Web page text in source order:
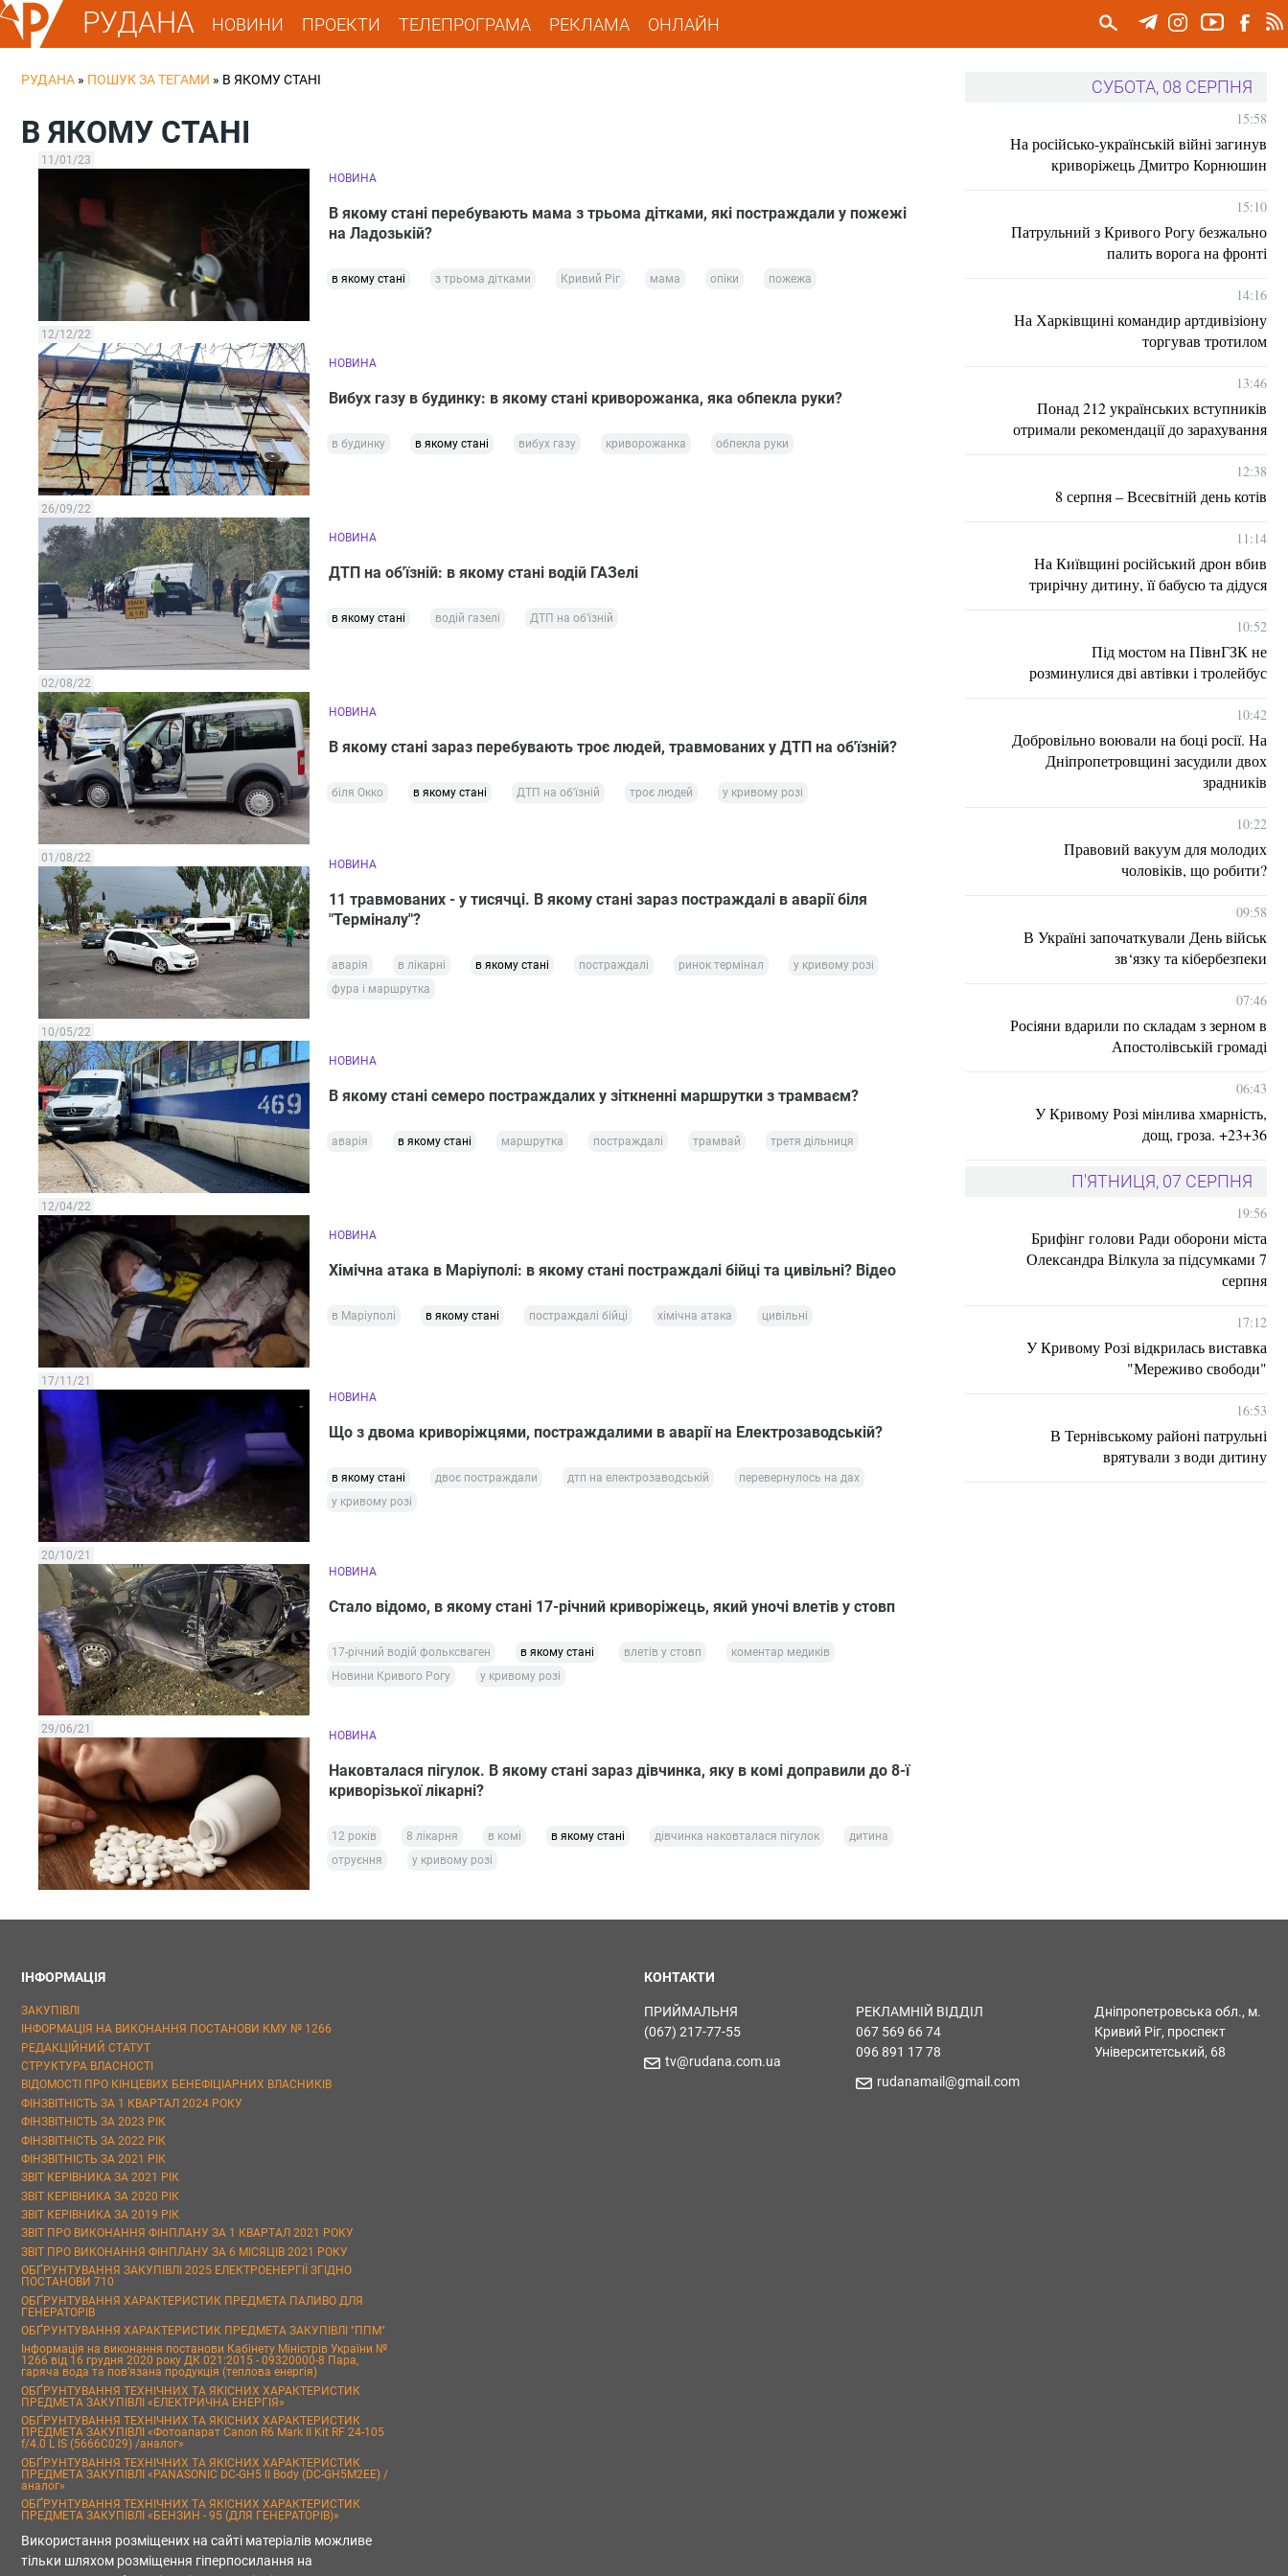
РУДАНА НОВИНИ ПРОЕКТИ ТЕЛЕПРОГРАМА РЕКЛАМА ОНЛАЙН
РУДАНА » ПОШУК ЗА ТЕГАМИ » В ЯКОМУ СТАНІ
В ЯКОМУ СТАНІ
11/01/23
НОВИНА
В якому стані перебувають мама з трьома дітками, які постраждали у пожежі
на Ладозькій?
в якому стані з трьома дітками Кривий Ріг мама опіки пожежа
12/12/22
НОВИНА
Вибух газу в будинку: в якому стані криворожанка, яка обпекла руки?
в будинку в якому стані вибух газу криворожанка обпекла руки
26/09/22
НОВИНА
ДТП на об'їзній: в якому стані водій ГАЗелі
в якому стані водій газелі ДТП на об'їзній
02/08/22
НОВИНА
В якому стані зараз перебувають троє людей, травмованих у ДТП на об'їзній?
біля Окко в якому стані ДТП на об'їзній троє людей у кривому розі
01/08/22 НОВИНА
11 травмованих - у тисячці. В якому стані зараз постраждалі в аварії біля
"Терміналу"?
аварія в лікарні в якому стані постраждалі ринок термінал
у кривому розі
фура і маршрутка
10/05/22
НОВИНА
В якому стані семеро постраждалих у зіткненні маршрутки з трамваєм?
аварія в якому стані маршрутка постраждалі трамвай третя дільниця
12/04/22
НОВИНА
Хімічна атака в Маріуполі: в якому стані постраждалі бійці та цивільні? Відео
в Маріуполі в якому стані постраждалі бійці хімічна атака цивільні
17/11/21
НОВИНА
Що з двома криворіжцями, постраждалими в аварії на Електрозаводській?
в якому стані двоє постраждали дтп на електрозаводській
перевернулось на дах
у кривому розі
20/10/21
НОВИНА
Стало відомо, в якому стані 17-річний криворіжець, який уночі влетів у стовп
17-річний водій фольксваген в якому стані влетів у стовп
коментар медиків
Новини Кривого Рогу
у кривому розі
29/06/21 НОВИНА
Наковталася пігулок. В якому стані зараз дівчинка, яку в комі доправили до 8-ї
криворізької лікарні?
12 років 8 лікарня в комі в якому стані дівчинка наковталася пігулок
дитина
отруєння
у кривому розі
СУБОТА, 08 СЕРПНЯ
15:58
На російсько-українській війні загинув
криворіжець Дмитро Корнюшин
15:10
Патрульний з Кривого Рогу безжально
палить ворога на фронті
14:16
На Харківщині командир артдивізіону
торгував тротилом
13:46
Понад 212 українських вступників
отримали рекомендації до зарахування
12:38
8 серпня – Всесвітній день котів
11:14
На Київщині російський дрон вбив
трирічну дитину, її бабусю та дідуся
10:52
Під мостом на ПівнГЗК не
розминулися дві автівки і тролейбус
10:42
Добровільно воювали на боці росії. На
Дніпропетровщині засудили двох
зрадників
10:22
Правовий вакуум для молодих
чоловіків, що робити?
09:58
В Україні започаткували День військ
зв‘язку та кібербезпеки
07:46
Росіяни вдарили по складам з зерном в
Апостолівській громаді
06:43
У Кривому Розі мінлива хмарність,
дощ, гроза. +23+36
П'ЯТНИЦЯ, 07 СЕРПНЯ
19:56
Брифінг голови Ради оборони міста
Олександра Вілкула за підсумками 7
серпня
17:12
У Кривому Розі відкрилась виставка
"Мереживо свободи"
16:53
В Тернівському районі патрульні
врятували з води дитину
ІНФОРМАЦІЯ
ЗАКУПІВЛІ
ІНФОРМАЦІЯ НА ВИКОНАННЯ ПОСТАНОВИ КМУ № 1266
РЕДАКЦІЙНИЙ СТАТУТ
СТРУКТУРА ВЛАСНОСТІ
ВІДОМОСТІ ПРО КІНЦЕВИХ БЕНЕФІЦІАРНИХ ВЛАСНИКІВ
ФІНЗВІТНІСТЬ ЗА 1 КВАРТАЛ 2024 РОКУ
ФІНЗВІТНІСТЬ ЗА 2023 РІК
ФІНЗВІТНІСТЬ ЗА 2022 РІК
ФІНЗВІТНІСТЬ ЗА 2021 РІК
ЗВІТ КЕРІВНИКА ЗА 2021 РІК
ЗВІТ КЕРІВНИКА ЗА 2020 РІК
ЗВІТ КЕРІВНИКА ЗА 2019 РІК
ЗВІТ ПРО ВИКОНАННЯ ФІНПЛАНУ ЗА 1 КВАРТАЛ 2021 РОКУ
ЗВІТ ПРО ВИКОНАННЯ ФІНПЛАНУ ЗА 6 МІСЯЦІВ 2021 РОКУ
ОБҐРУНТУВАННЯ ЗАКУПІВЛІ 2025 ЕЛЕКТРОЕНЕРГІЇ ЗГІДНО
ПОСТАНОВИ 710
ОБҐРУНТУВАННЯ ХАРАКТЕРИСТИК ПРЕДМЕТА ПАЛИВО ДЛЯ
ГЕНЕРАТОРІВ
ОБҐРУНТУВАННЯ ХАРАКТЕРИСТИК ПРЕДМЕТА ЗАКУПІВЛІ "ППМ"
Інформація на виконання постанови Кабінету Міністрів України №
1266 від 16 грудня 2020 року ДК 021:2015 - 09320000-8 Пара,
гаряча вода та пов’язана продукція (теплова енергія)
ОБҐРУНТУВАННЯ ТЕХНІЧНИХ ТА ЯКІСНИХ ХАРАКТЕРИСТИК
ПРЕДМЕТА ЗАКУПІВЛІ «ЕЛЕКТРИЧНА ЕНЕРГІЯ»
ОБҐРУНТУВАННЯ ТЕХНІЧНИХ ТА ЯКІСНИХ ХАРАКТЕРИСТИК
ПРЕДМЕТА ЗАКУПІВЛІ «Фотоапарат Canon R6 Mark II Kit RF 24-105
f/4.0 L IS (5666C029) /аналог»
ОБҐРУНТУВАННЯ ТЕХНІЧНИХ ТА ЯКІСНИХ ХАРАКТЕРИСТИК
ПРЕДМЕТА ЗАКУПІВЛІ «PANASONIC DC-GH5 II Body (DC-GH5M2EE) /
аналог»
ОБҐРУНТУВАННЯ ТЕХНІЧНИХ ТА ЯКІСНИХ ХАРАКТЕРИСТИК
ПРЕДМЕТА ЗАКУПІВЛІ «БЕНЗИН - 95 (ДЛЯ ГЕНЕРАТОРІВ)»
Використання розміщених на сайті матеріалів можливе
тільки шляхом розміщення гіперпосилання на
КОНТАКТИ
ПРИЙМАЛЬНЯ
(067) 217-77-55
tv@rudana.com.ua
РЕКЛАМНІЙ ВІДДІЛ
067 569 66 74
096 891 17 78
rudanamail@gmail.com
Дніпропетровська обл., м.
Кривий Ріг, проспект
Університетський, 68